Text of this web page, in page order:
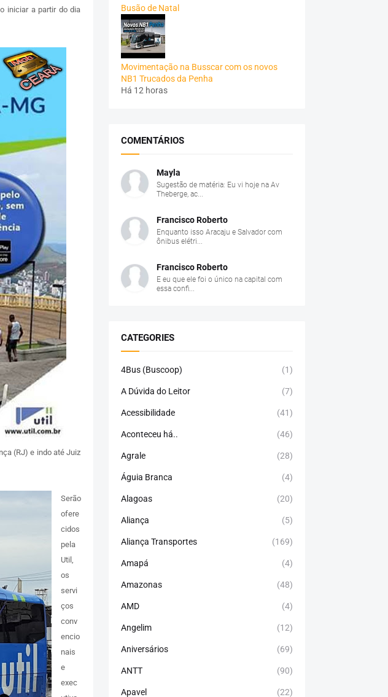
iniciar a partir do dia
(RJ) e indo até Juiz
Serão
ofere
cidos
pela
Util,
os
servi
ços
conv
encio
nais
e
exec
Busão de Natal
Movimentação na Busscar com os novos
NB1 Trucados da Penha
Há 12 horas
COMENTÁRIOS
Mayla
Sugestão de matéria: Eu vi hoje na Av
Theberge, ac...
Francisco Roberto
Enquanto isso Aracaju e Salvador com
ônibus elétri...
Francisco Roberto
E eu que ele foi o único na capital com
essa confi...
CATEGORIES
4Bus (Buscoop) (1)
A Dúvida do Leitor (7)
Acessibilidade (41)
Aconteceu há.. (46)
Agrale (28)
Águia Branca (4)
Alagoas (20)
Aliança (5)
Aliança Transportes (169)
Amapá (4)
Amazonas (48)
AMD (4)
Angelim (12)
Aniversários (69)
ANTT (90)
Apavel (22)